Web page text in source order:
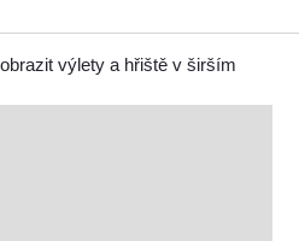
výlety a hřiště v širším